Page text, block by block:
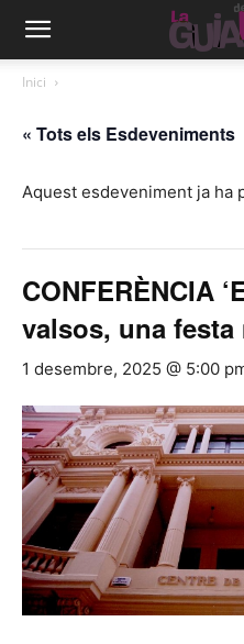
Inici
« Tots els Esdeveniments
Aquest esdeveniment ja ha
CONFERÈNCIA
valsos, una festa
1 desembre, 2025 @ 5:00